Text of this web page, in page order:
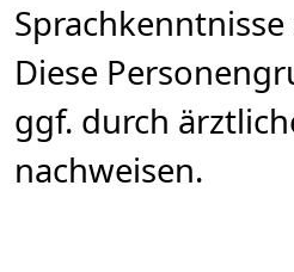
Diese
ggf. durch
nachweisen.